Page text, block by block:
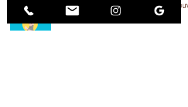
5 exercices de Sophrologie pour
énergie et sérénité cet hiver